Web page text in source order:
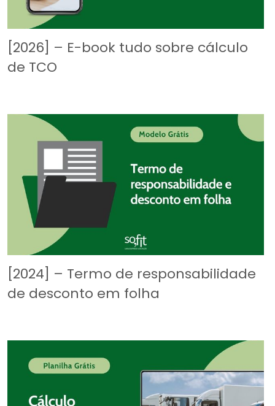
[2026] – E-book tudo sobre cálculo
de TCO
[2024] – Termo de responsabilidade
de desconto em folha